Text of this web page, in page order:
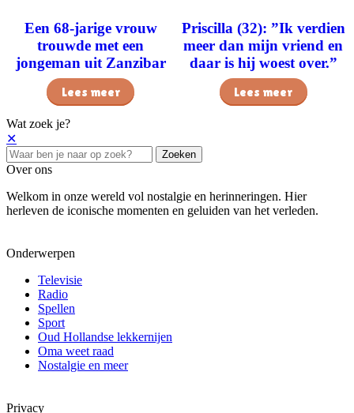
Een 68-jarige vrouw
trouwde met een
jongeman uit Zanzibar
Lees meer
Priscilla (32): ”Ik verdien
meer dan mijn vriend en
daar is hij woest over.”
Lees meer
Wat zoek je?
✕
Zoeken
Over ons
Welkom in onze wereld vol nostalgie en herinneringen. Hier
herleven de iconische momenten en geluiden van het verleden.
Onderwerpen
Televisie
Radio
Spellen
Sport
Oud Hollandse lekkernijen
Oma weet raad
Nostalgie en meer
Privacy